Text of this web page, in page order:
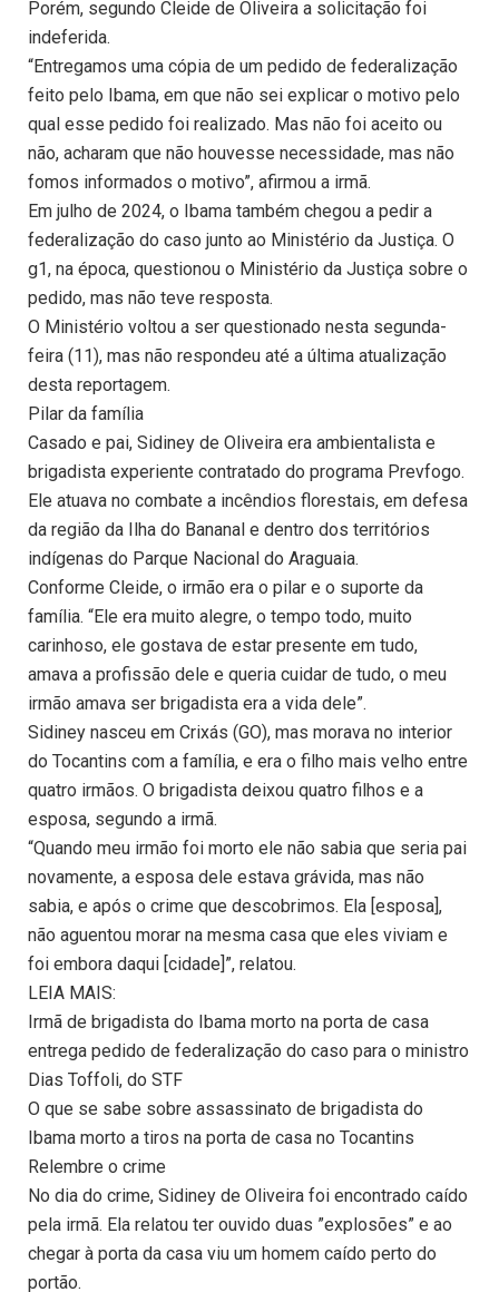
Porém, segundo Cleide de Oliveira a solicitação foi
indeferida.
“Entregamos uma cópia de um pedido de federalização
feito pelo Ibama, em que não sei explicar o motivo pelo
qual esse pedido foi realizado. Mas não foi aceito ou
não, acharam que não houvesse necessidade, mas não
fomos informados o motivo”, afirmou a irmã.
Em julho de 2024, o Ibama também chegou a pedir a
federalização do caso junto ao Ministério da Justiça. O
g1, na época, questionou o Ministério da Justiça sobre o
pedido, mas não teve resposta.
O Ministério voltou a ser questionado nesta segunda-
feira (11), mas não respondeu até a última atualização
desta reportagem.
Pilar da família
Casado e pai, Sidiney de Oliveira era ambientalista e
brigadista experiente contratado do programa Prevfogo.
Ele atuava no combate a incêndios florestais, em defesa
da região da Ilha do Bananal e dentro dos territórios
indígenas do Parque Nacional do Araguaia.
Conforme Cleide, o irmão era o pilar e o suporte da
família. “Ele era muito alegre, o tempo todo, muito
carinhoso, ele gostava de estar presente em tudo,
amava a profissão dele e queria cuidar de tudo, o meu
irmão amava ser brigadista era a vida dele”.
Sidiney nasceu em Crixás (GO), mas morava no interior
do Tocantins com a família, e era o filho mais velho entre
quatro irmãos. O brigadista deixou quatro filhos e a
esposa, segundo a irmã.
“Quando meu irmão foi morto ele não sabia que seria pai
novamente, a esposa dele estava grávida, mas não
sabia, e após o crime que descobrimos. Ela [esposa],
não aguentou morar na mesma casa que eles viviam e
foi embora daqui [cidade]”, relatou.
LEIA MAIS:
Irmã de brigadista do Ibama morto na porta de casa
entrega pedido de federalização do caso para o ministro
Dias Toffoli, do STF
O que se sabe sobre assassinato de brigadista do
Ibama morto a tiros na porta de casa no Tocantins
Relembre o crime
No dia do crime, Sidiney de Oliveira foi encontrado caído
pela irmã. Ela relatou ter ouvido duas ”explosões” e ao
chegar à porta da casa viu um homem caído perto do
portão.